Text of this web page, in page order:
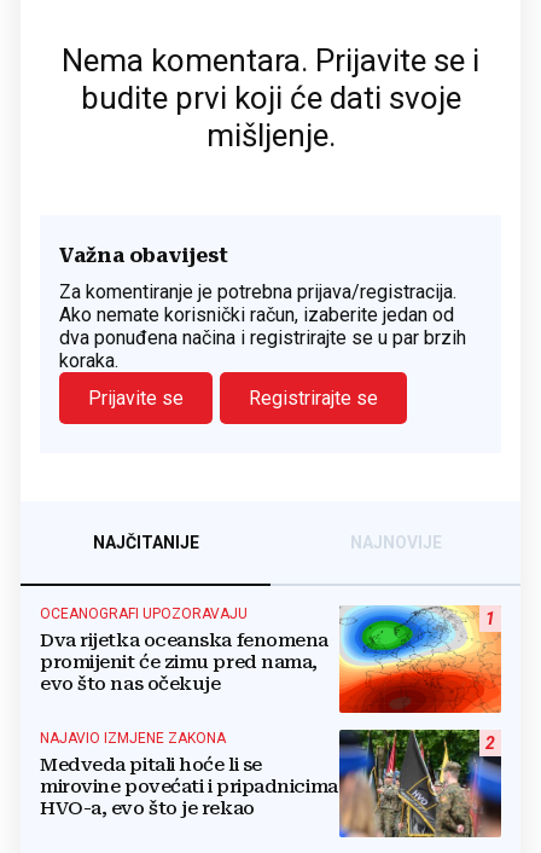
Nema komentara. Prijavite se i
budite prvi koji će dati svoje
mišljenje.
Važna obavijest
Za komentiranje je potrebna prijava/registracija.
Ako nemate korisnički račun, izaberite jedan od
dva ponuđena načina i registrirajte se u par brzih
koraka.
Prijavite se
Registrirajte se
NAJČITANIJE NAJNOVIJE
1
OCEANOGRAFI UPOZORAVAJU
Dva rijetka oceanska fenomena
promijenit će zimu pred nama,
evo što nas očekuje
2
NAJAVIO IZMJENE ZAKONA
Medveda pitali hoće li se
mirovine povećati i pripadnicima
HVO-a, evo što je rekao